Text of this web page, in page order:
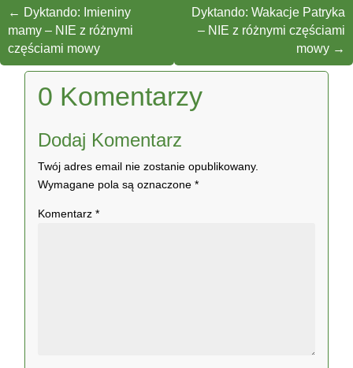
← Dyktando: Imieniny
mamy – NIE z różnymi
częściami mowy
Dyktando: Wakacje Patryka
– NIE z różnymi częściami
mowy →
0 Komentarzy
Dodaj Komentarz
Twój adres email nie zostanie opublikowany.
Wymagane pola są oznaczone*
Komentarz*